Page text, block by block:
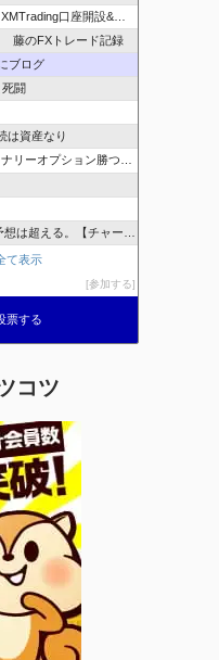
口座開設&攻略ブログ
藤のFXトレード記録
ブログ
闘
は資産なり
ーオプション勝つための
る。【チャート学びブログ】
て表示
参加する
票する
コツ